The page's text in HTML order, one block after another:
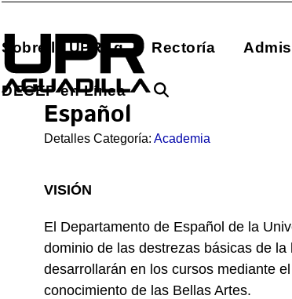
content
Sobre la UPRAg Rectoría
DECEP en Línea
Español
Detalles Categoría: Academia
VISIÓN
El Departamento de Español de la
dominio de las destrezas básicas de
desarrollarán en los cursos mediante
conocimiento de las Bellas Artes.